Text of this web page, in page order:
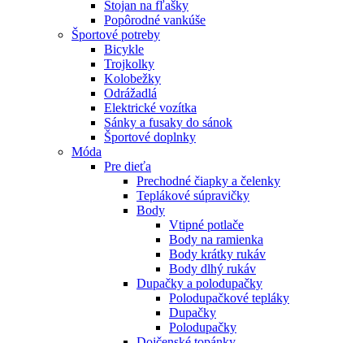
Stojan na fľašky
Popôrodné vankúše
Športové potreby
Bicykle
Trojkolky
Kolobežky
Odrážadlá
Elektrické vozítka
Sánky a fusaky do sánok
Športové doplnky
Móda
Pre dieťa
Prechodné čiapky a čelenky
Teplákové súpravičky
Body
Vtipné potlače
Body na ramienka
Body krátky rukáv
Body dlhý rukáv
Dupačky a polodupačky
Polodupačkové tepláky
Dupačky
Polodupačky